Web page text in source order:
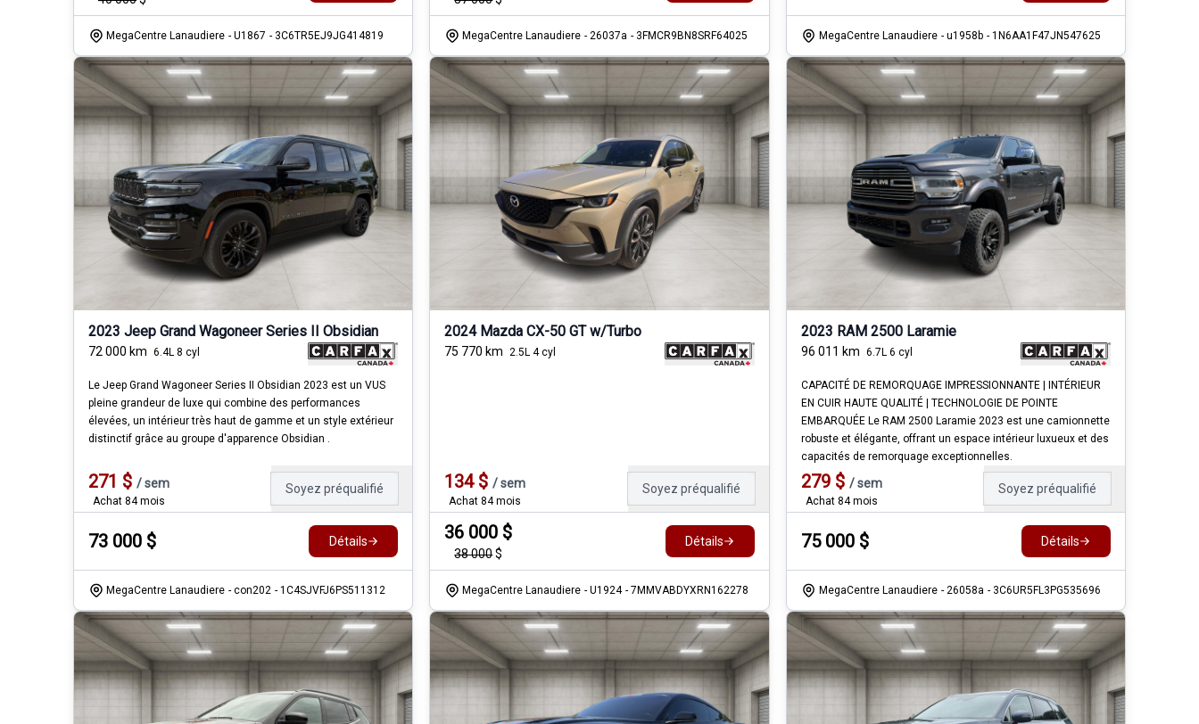
MegaCentre Lanaudiere - U1867 - 3C6TR5EJ9JG414819 MegaCentre Lanaudiere - 26037a - 3FMCR9BN8SRF64025 MegaCentre Lanaudiere - u1958b - 1N6AA1F47JN547625
2023 Jeep Grand Wagoneer Series II Obsidian
72 000 km 6.4L 8 cyl
Le Jeep Grand Wagoneer Series II Obsidian 2023 est un VUS
pleine grandeur de luxe qui combine des performances
élevées, un intérieur très haut de gamme et un style extérieur
distinctif grâce au groupe d'apparence Obsidian .
271 $ /sem
Achat 84 mois
Soyez préqualifié
73 000 $ Détails
MegaCentre Lanaudiere - con202 - 1C4SJVFJ6PS511312
2024 Mazda CX-50 GT w/Turbo
75 770 km 2.5L 4 cyl
134$ / sem
Achat 84 mois
Soyez préqualifié
36 000 $
38 000$
Détails
MegaCentre Lanaudiere - U1924 - 7MMVABDYXRN162278
2023 RAM 2500 Laramie
96 011 km 6.7L 6 cyl
CAPACITÉ DE REMORQUAGE IMPRESSIONNANTE | INTÉRIEUR
EN CUIR HAUTE QUALITÉ | TECHNOLOGIE DE POINTE
EMBARQUÉE Le RAM 2500 Laramie 2023 est une camionnette
robuste et élégante, offrant un espace intérieur luxueux et des
capacités de remorquage exceptionnelles.
279$ / sem
Achat 84 mois
Soyez préqualifié
75 000$ Détails
MegaCentre Lanaudiere - 26058a - 3C6UR5FL3PG535696